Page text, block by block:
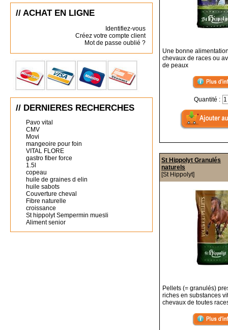
// ACHAT EN LIGNE
Identifiez-vous
Créez votre compte client
Mot de passe oublié ?
// DERNIERES RECHERCHES
Pavo vital
CMV
Movi
mangeoire pour foin
VITAL FLORE
gastro fiber force
1.5l
copeau
huile de graines d elin
huile sabots
Couverture cheval
Fibre naturelle
croissance
St hippolyt Sempermin muesli
Aliment senior
Une bonne
chevaux de races ou
de peaux
Quantité :
St Hippolyt Granulés
naturels
[St Hippolyt]
Pellets (= granulés)
riches en substances
chevaux de toutes